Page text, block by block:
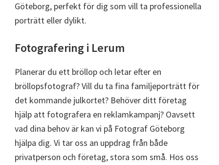
Göteborg, perfekt för dig som vill ta professionella
porträtt eller dylikt.
Fotografering i Lerum
Planerar du ett bröllop och letar efter en
bröllopsfotograf? Vill du ta fina familjeporträtt för
det kommande julkortet? Behöver ditt företag
hjälp att fotografera en reklamkampanj? Oavsett
vad dina behov är kan vi på Fotograf Göteborg
hjälpa dig. Vi tar oss an uppdrag från både
privatperson och företag, stora som små. Hos oss